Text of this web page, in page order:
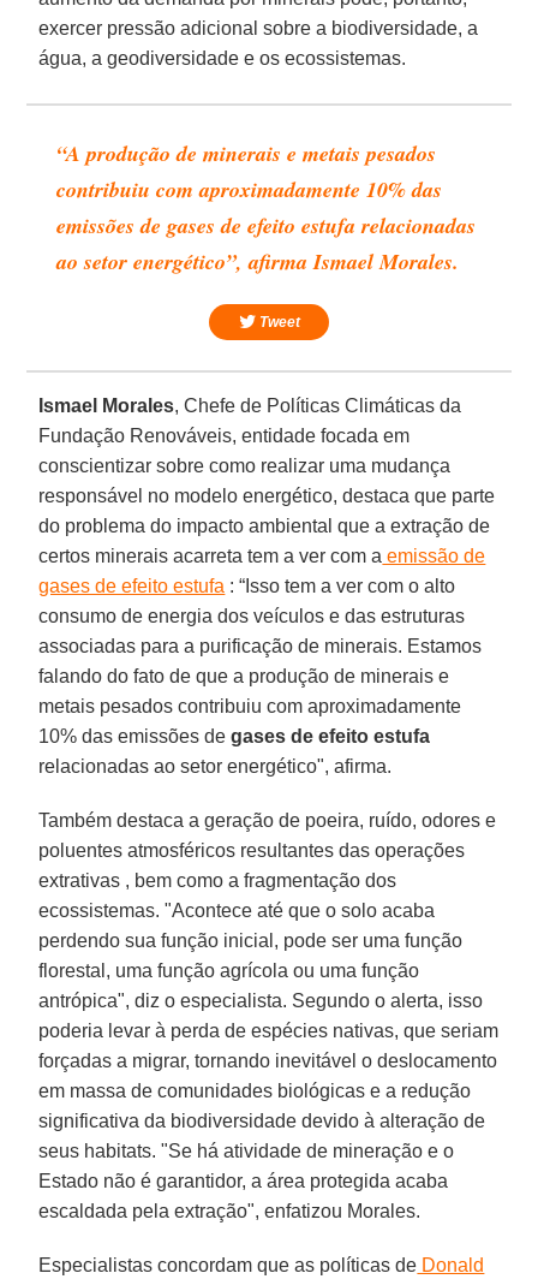
exercer pressão adicional sobre a biodiversidade, a
água, a geodiversidade e os ecossistemas.
“A produção de minerais e metais pesados ​​
contribuiu com aproximadamente 10% das
emissões de gases de efeito estufa relacionadas
ao setor energético”, afirma Ismael Morales.
Tweet
Ismael Morales, Chefe de Políticas Climáticas da
Fundação Renováveis, entidade focada em
conscientizar sobre como realizar uma mudança
responsável no modelo energético, destaca que parte
do problema do impacto ambiental que a extração de
certos minerais acarreta tem a ver com a emissão de
gases de efeito estufa : “Isso tem a ver com o alto
consumo de energia dos veículos e das estruturas
associadas para a purificação de minerais. Estamos
falando do fato de que a produção de minerais e
metais pesados ​​contribuiu com aproximadamente
10% das emissões degases de efeito estufa
relacionadas ao setor energético", afirma.
Também destaca a geração de poeira, ruído, odores e
poluentes atmosféricos resultantes das operações
extrativas , bem como a fragmentação dos
ecossistemas. "Acontece até que o solo acaba
perdendo sua função inicial, pode ser uma função
florestal, uma função agrícola ou uma função
antrópica", diz o especialista. Segundo o alerta, isso
poderia levar à perda de espécies nativas, que seriam
forçadas a migrar, tornando inevitável o deslocamento
em massa de comunidades biológicas e a redução
significativa da biodiversidade devido à alteração de
seus habitats. "Se há atividade de mineração e o
Estado não é garantidor, a área protegida acaba
escaldada pela extração", enfatizou Morales.
Especialistas concordam que as políticas de Donald